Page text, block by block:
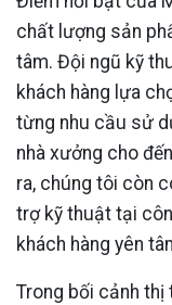
chất lượng sản
tâm. Đội ngũ kỹ
khách hàng lựa
từng nhu cầu sử
nhà xưởng cho
ra, chúng tôi còn
trợ kỹ thuật tại
khách hàng yên
Trong bối cảnh